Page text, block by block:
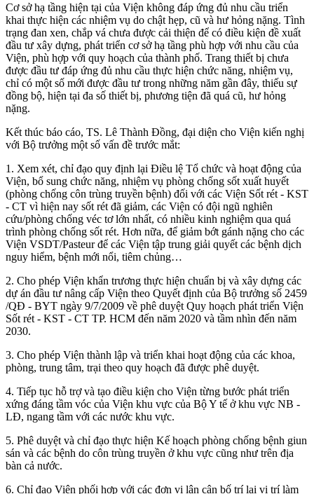
Cơ sở hạ tầng hiện tại của Viện không đáp ứng đủ nhu cầu triển
khai thực hiện các nhiệm vụ do chật hẹp, cũ và hư hỏng nặng. Tình
trạng đan xen, chắp vá chưa được cải thiện để có điều kiện đề xuất
đầu tư xây dựng, phát triển cơ sở hạ tầng phù hợp với nhu cầu của
Viện, phù hợp với quy hoạch của thành phố. Trang thiết bị chưa
được đầu tư đáp ứng đủ nhu cầu thực hiện chức năng, nhiệm vụ,
chỉ có một số mới được đầu tư trong những năm gần đây, thiếu sự
đồng bộ, hiện tại đa số thiết bị, phương tiện đã quá cũ, hư hỏng
nặng.
Kết thúc báo cáo, TS. Lê Thành Đồng, đại diện cho Viện kiến nghị
với Bộ trưởng một số vấn đề trước mắt:
1. Xem xét, chỉ đạo quy định lại Điều lệ Tổ chức và hoạt động của
Viện, bổ sung chức năng, nhiệm vụ phòng chống sốt xuất huyết
(phòng chống côn trùng truyền bệnh) đối với các Viện Sốt rét - KST
- CT vì hiện nay sốt rét đã giảm, các Viện có đội ngũ nghiên
cứu/phòng chống véc tơ lớn nhất, có nhiều kinh nghiệm qua quá
trình phòng chống sốt rét. Hơn nữa, để giảm bớt gánh nặng cho các
Viện VSDT/Pasteur để các Viện tập trung giải quyết các bệnh dịch
nguy hiểm, bệnh mới nổi, tiêm chủng…
2. Cho phép Viện khẩn trương thực hiện chuẩn bị và xây dựng các
dự án đầu tư nâng cấp Viện theo Quyết định của Bộ trưởng số 2459
/QĐ - BYT ngày 9/7/2009 về phê duyệt Quy hoạch phát triển Viện
Sốt rét - KST - CT TP. HCM đến năm 2020 và tầm nhìn đến năm
2030.
3. Cho phép Viện thành lập và triển khai hoạt động của các khoa,
phòng, trung tâm, trại theo quy hoạch đã được phê duyệt.
4. Tiếp tục hỗ trợ và tạo điều kiện cho Viện từng bước phát triển
xứng đáng tầm vóc của Viện khu vực của Bộ Y tế ở khu vực NB -
LĐ, ngang tầm với các nước khu vực.
5. Phê duyệt và chỉ đạo thực hiện Kế hoạch phòng chống bệnh giun
sán và các bệnh do côn trùng truyền ở khu vực cũng như trên địa
bàn cả nước.
6. Chỉ đạo Viện phối hợp với các đơn vị lân cận bố trí lại vị trí làm